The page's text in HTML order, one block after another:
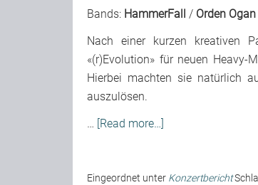
Bands: HammerFall / Orden Ogan
Nach einer kurzen kreativen
«(r)Evolution» für neuen
Hierbei machten sie natürlich
auszulösen.
… [Read more…]
Eingeordnet unter Konzertbericht